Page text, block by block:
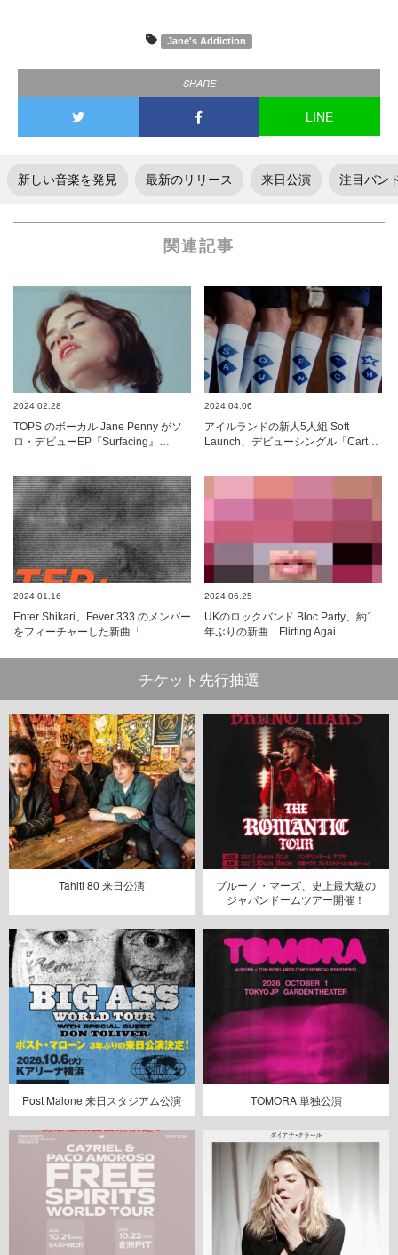
Jane's Addiction
- SHARE -
LINE
新しい音楽を発見 最新のリリース 来日公演 注目バン
関連記事
2024.02.28
TOPS のボーカル Jane Penny がソ
ロ・デビューEP『Surfacing』…
2024.04.06
アイルランドの新人5人組 Soft
Launch、デビューシングル「Cart…
2024.01.16
Enter Shikari、Fever 333 のメンバー
をフィーチャーした新曲「…
2024.06.25
UKのロックバンド Bloc Party、約1
年ぶりの新曲「Flirting Agai…
チケット先行抽選
Tahiti 80 来日公演
ブルーノ・マーズ、史上最大級の
ジャパンドームツアー開催！
Post Malone 来日スタジアム公演 TOMORA 単独公演